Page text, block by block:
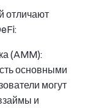
отличают
(AMM):
основными
могут
и